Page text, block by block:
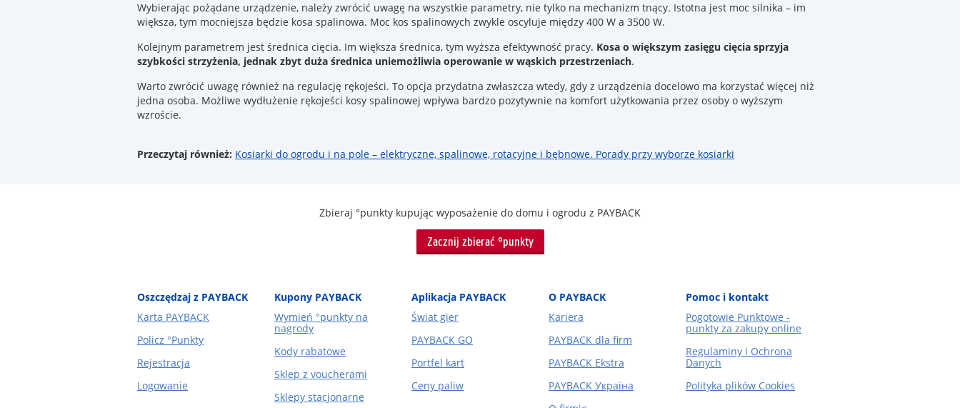
Wybierając pożądane urządzenie, należy zwrócić uwagę na wszystkie parametry, nie tylko na mechanizm tnący. Istotna jest moc silnika – im
większa, tym mocniejsza będzie kosa spalinowa. Moc kos spalinowych zwykle oscyluje między 400 W a 3500 W.
Kolejnym parametrem jest średnica cięcia. Im większa średnica, tym wyższa efektywność pracy. Kosa o większym zasięgu cięcia sprzyja
szybkości strzyżenia, jednak zbyt duża średnica uniemożliwia operowanie w wąskich przestrzeniach.
Warto zwrócić uwagę również na regulację rękojeści. To opcja przydatna zwłaszcza wtedy, gdy z urządzenia docelowo ma korzystać więcej niż
jedna osoba. Możliwe wydłużenie rękojeści kosy spalinowej wpływa bardzo pozytywnie na komfort użytkowania przez osoby o wyższym
wzroście.
Przeczytaj również: Kosiarki do ogrodu i na pole – elektryczne, spalinowe, rotacyjne i bębnowe. Porady przy wyborze kosiarki
Zbieraj °punkty kupując wyposażenie do domu i ogrodu z PAYBACK
Zacznij zbierać °punkty
Oszczędzaj z PAYBACK
Karta PAYBACK
Policz °Punkty
Rejestracja
Logowanie
Kupony PAYBACK
Wymień °punkty na
nagrody
Kody rabatowe
Sklep z voucherami
Sklepy stacjonarne
Aplikacja PAYBACK
Świat gier
PAYBACK GO
Portfel kart
Ceny paliw
O PAYBACK
Kariera
PAYBACK dla firm
PAYBACK Ekstra
PAYBACK Україна
Pomoc i kontakt
Pogotowie Punktowe -
punkty za zakupy online
Regulaminy i Ochrona
Danych
Polityka plików Cookies